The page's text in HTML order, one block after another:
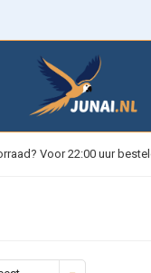
Voor 22:00 uur